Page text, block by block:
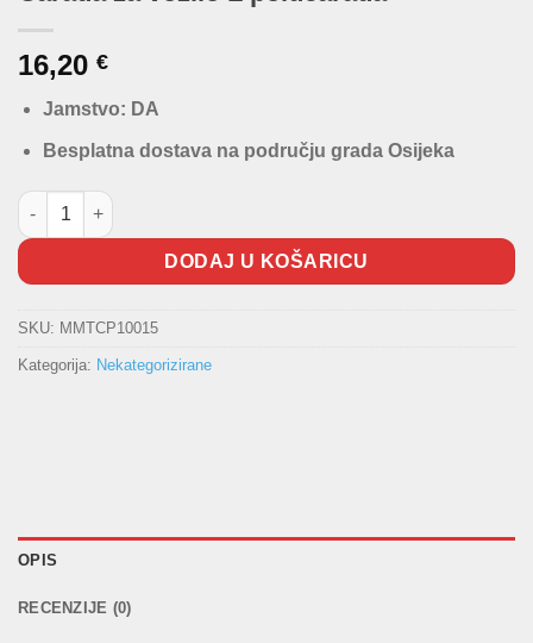
16,20 €
Jamstvo: DA
Besplatna dostava na području grada Osijeka
Carada za vozilo L polucarada količina
DODAJ U KOŠARICU
SKU: MMTCP10015
Kategorija: Nekategorizirane
OPIS
RECENZIJE (0)